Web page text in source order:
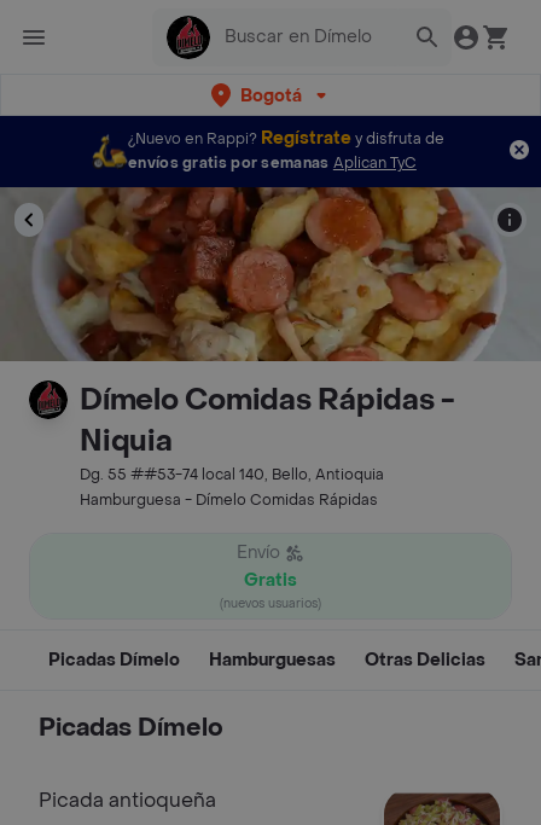
Bogotá
¿Nuevo en Rappi? Regístratey disfruta de
envíos gratis por semanas Aplican TyC
Dímelo Comidas Rápidas -
Niquia
Dg. 55 ##53-74 local 140, Bello, Antioquia
Hamburguesa - Dímelo Comidas Rápidas
Envío
Gratis
(nuevos usuarios)
Picadas Dímelo Hamburguesas Otras Delicias
Picadas Dímelo
Picada antioqueña